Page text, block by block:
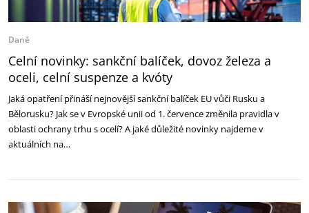
Daně
Celní novinky: sankční balíček, dovoz železa a
oceli, celní suspenze a kvóty
Jaká opatření přináší nejnovější sankční balíček EU vůči Rusku a
Bělorusku? Jak se v Evropské unii od 1. července změnila pravidla v
oblasti ochrany trhu s ocelí? A jaké důležité novinky najdeme v
aktuálních na…